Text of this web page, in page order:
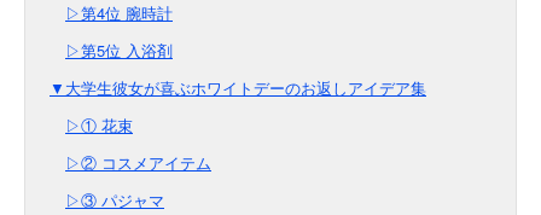
▷第4位 腕時計
▷第5位 入浴剤
▼大学生彼女が喜ぶホワイトデーのお返しアイデア集
▷① 花束
▷② コスメアイテム
▷③ パジャマ